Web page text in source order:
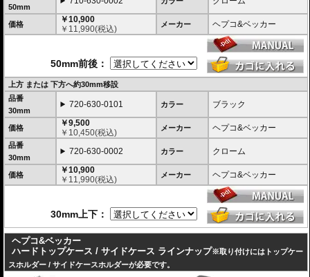
50mm
価格
￥10,900
￥ 11,990(税込) メーカー ヘプコ&ベッカー
50mm前後：
上方 または 下方へ約30mm移設
品番
30mm
720-630-0101 カラー ブラック
価格
￥9,500
￥ 10,450(税込) メーカー ヘプコ&ベッカー
品番
30mm
720-630-0002 カラー クローム
価格
￥10,900
￥ 11,990(税込) メーカー ヘプコ&ベッカー
30mm上下：
ヘプコ&ベッカー
ハードトップケース / サイドケース ラインナップ※取り付けにはトップケー
スホルダー / サイドケースホルダーが必要です。